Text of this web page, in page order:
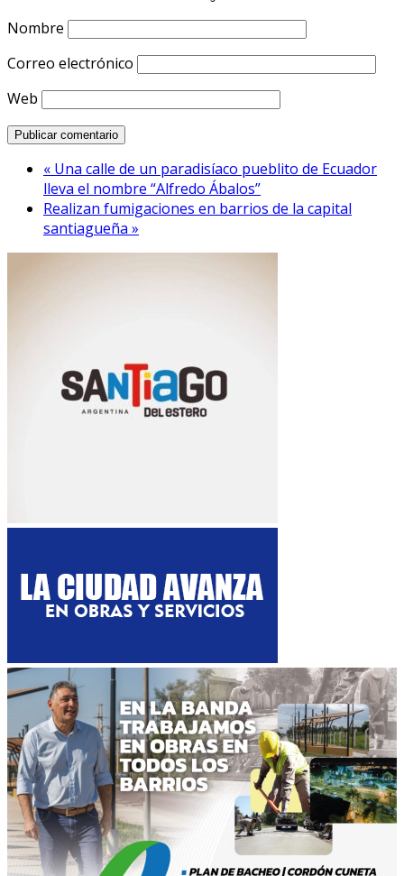
Nombre
Correo electrónico
Web
« Una calle de un paradisíaco pueblito de Ecuador
lleva el nombre “Alfredo Ábalos”
Realizan fumigaciones en barrios de la capital
santiagueña »